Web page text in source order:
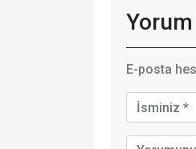
Yorum
E-posta